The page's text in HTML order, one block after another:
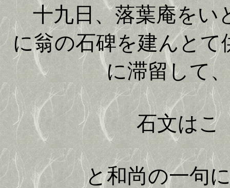
十九日、落葉庵をい
に翁の石碑を建んと
に滞留して
石文はこゝ
と和尚の一句